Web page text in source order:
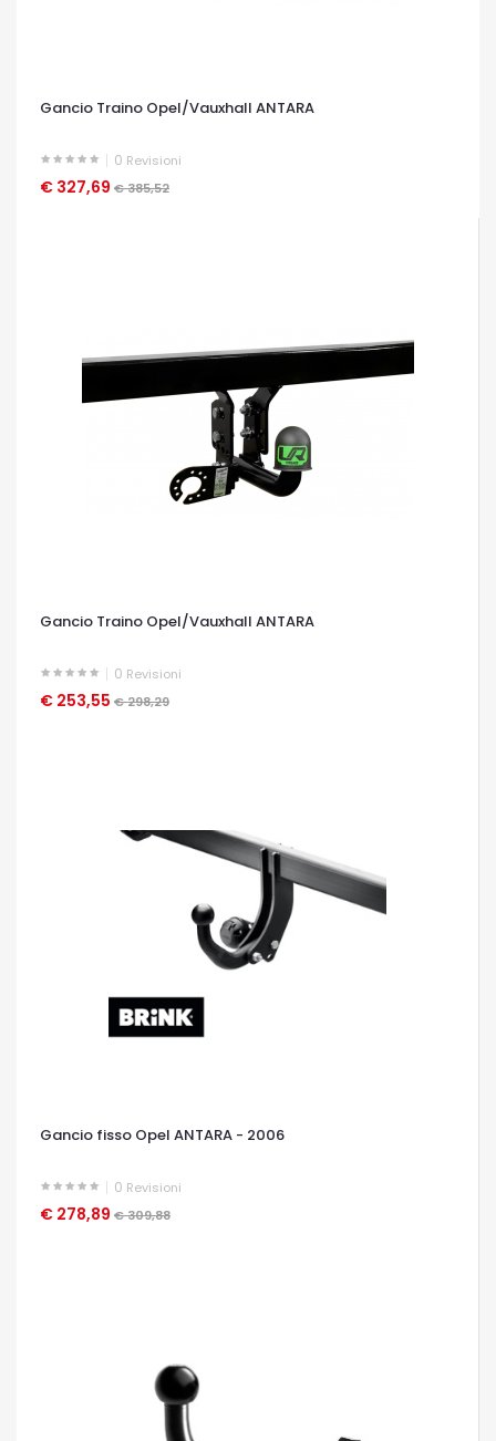
Gancio Traino Opel/Vauxhall ANTARA
0 Revisioni
€ 327,69 € 385,52
OCCHIATA VELOCE
Gancio Traino Opel/Vauxhall ANTARA
0 Revisioni
€ 253,55 € 298,29
OCCHIATA VELOCE
Gancio fisso Opel ANTARA - 2006
0 Revisioni
€ 278,89 € 309,88
OCCHIATA VELOCE